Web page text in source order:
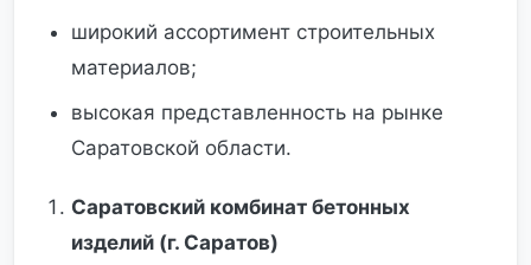
широкий ассортимент строительных
материалов;
высокая представленность на рынке
Саратовской области.
Саратовский комбинат бетонных
изделий (г. Саратов)